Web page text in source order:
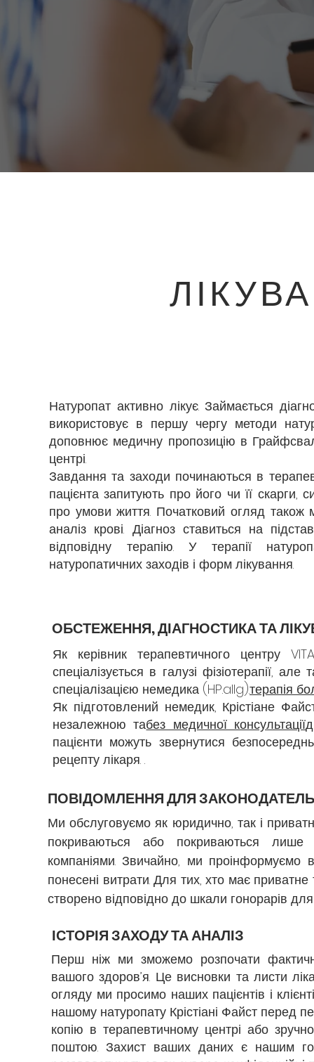
Натуропат активно лікує. Займається
використовує в першу чергу методи
доповнює медичну пропозицію в
центрі.
Завдання та заходи починаються в
пацієнта запитують про його чи її
про умови життя. Початковий огляд також
аналіз крові. Діагноз ставиться на
відповідну терапію. У терапії
натуропатичних заходів і форм лікування.
ОБСТЕЖЕННЯ, ДІАГНОСТИКА ТА
Як керівник терапевтичного центру
спеціалізується в галузі фізіотерапії,
спеціалізацією немедика (HP.allg).терапія
Як підготовлений немедик, Крістіане
незалежною табез медичної консультації
пацієнти можуть звернутися
рецепту лікаря. .
ПОВІДОМЛЕННЯ ДЛЯ
Ми обслуговуємо як юридично, так і
покриваються або покриваються
компаніями. Звичайно, ми
понесені витрати. Для тих, хто має
створено відповідно до шкали гонорарів
ІСТОРІЯ ЗАХОДУ ТА АНАЛІЗ
Перш ніж ми зможемо розпочати
вашого здоров’я. Це висновки та листи
огляду ми просимо наших пацієнтів і
нашому натуропату Крістіані Файст
копію в терапевтичному центрі або
поштою. Захист ваших даних є нашим